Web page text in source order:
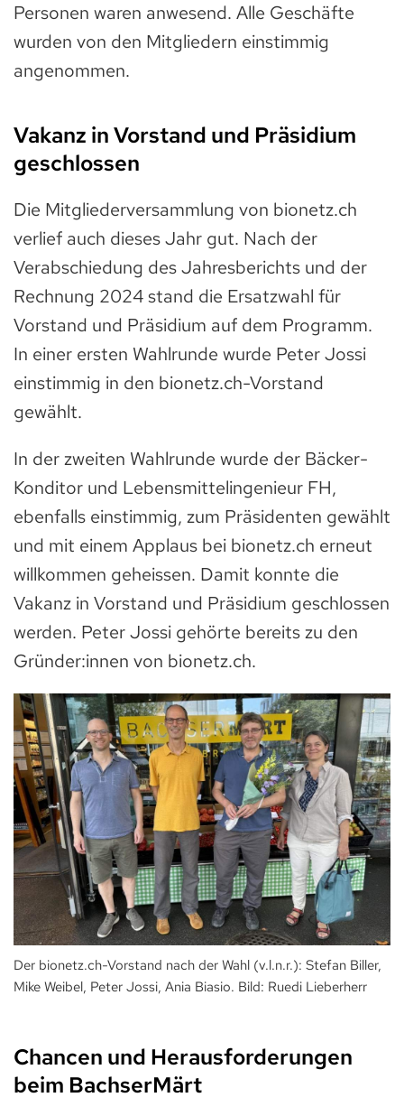
Personen waren anwesend. Alle Geschäfte
wurden von den Mitgliedern einstimmig
angenommen.
Vakanz in Vorstand und Präsidium
geschlossen
Die Mitgliederversammlung von bionetz.ch
verlief auch dieses Jahr gut. Nach der
Verabschiedung des Jahresberichts und der
Rechnung 2024 stand die Ersatzwahl für
Vorstand und Präsidium auf dem Programm.
In einer ersten Wahlrunde wurde Peter Jossi
einstimmig in den bionetz.ch-Vorstand
gewählt.
In der zweiten Wahlrunde wurde der Bäcker-
Konditor und Lebensmittelingenieur FH,
ebenfalls einstimmig, zum Präsidenten gewählt
und mit einem Applaus bei bionetz.ch erneut
willkommen geheissen. Damit konnte die
Vakanz in Vorstand und Präsidium geschlossen
werden. Peter Jossi gehörte bereits zu den
Gründer:innen von bionetz.ch.
Der bionetz.ch-Vorstand nach der Wahl (v.l.n.r.): Stefan Biller,
Mike Weibel, Peter Jossi, Ania Biasio. Bild: Ruedi Lieberherr
Chancen und Herausforderungen
beim BachserMärt